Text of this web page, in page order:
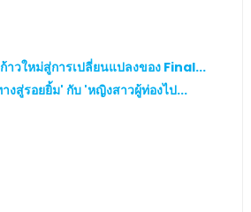
าวใหม่สู่การเปลี่ยนแปลงของ Final...
งสู่รอยยิ้ม' กับ 'หญิงสาวผู้ท่องไป...